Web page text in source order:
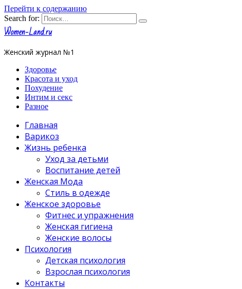
Перейти к содержанию
Search for:
Women-Land.ru
Женский журнал №1
Здоровье
Красота и уход
Похудение
Интим и секс
Разное
Главная
Варикоз
Жизнь ребенка
Уход за детьми
Воспитание детей
Женская Мода
Стиль в одежде
Женское здоровье
Фитнес и упражнения
Женская гигиена
Женские волосы
Психология
Детская психология
Взрослая психология
Контакты